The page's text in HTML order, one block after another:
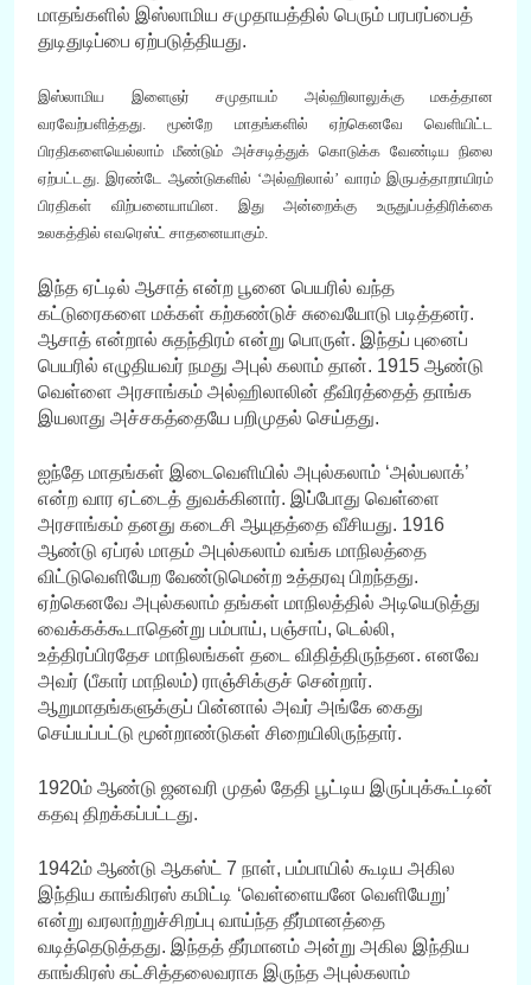
மாதங்களில் இஸ்லாமிய சமுதாயத்தில் பெரும் பரபரப்பைத்
துடிதுடிப்பை ஏற்படுத்தியது.
இஸ்லாமிய இளைஞர் சமுதாயம் அல்ஹிலாலுக்கு மகத்தான
வரவேற்பளித்தது. மூன்றே மாதங்களில் ஏற்கெனவே வெளியிட்ட
பிரதிகளையெல்லாம் மீண்டும் அச்சடித்துக் கொடுக்க வேண்டிய நிலை
ஏற்பட்டது. இரண்டே ஆண்டுகளில் ‘அல்ஹிலால்’ வாரம் இருபத்தாறாயிரம்
பிரதிகள் விற்பனையாயின. இது அன்றைக்கு உருதுப்பத்திரிக்கை
உலகத்தில் எவரெஸ்ட் சாதனையாகும்.
இந்த ஏட்டில் ஆசாத் என்ற பூனை பெயரில் வந்த
கட்டுரைகளை மக்கள் கற்கண்டுச் சுவையோடு படித்தனர்.
ஆசாத் என்றால் சுதந்திரம் என்று பொருள். இந்தப் புனைப்
பெயரில் எழுதியவர் நமது அபுல் கலாம் தான். 1915 ஆண்டு
வெள்ளை அரசாங்கம் அல்ஹிலாலின் தீவிரத்தைத் தாங்க
இயலாது அச்சகத்தையே பறிமுதல் செய்தது.
ஐந்தே மாதங்கள் இடைவெளியில் அபுல்கலாம் ‘அல்பலாக்’
என்ற வார ஏட்டைத் துவக்கினார். இப்போது வெள்ளை
அரசாங்கம் தனது கடைசி ஆயுதத்தை வீசியது. 1916
ஆண்டு ஏப்ரல் மாதம் அபுல்கலாம் வங்க மாநிலத்தை
விட்டுவெளியேற வேண்டுமென்ற உத்தரவு பிறந்தது.
ஏற்கெனவே அபுல்கலாம் தங்கள் மாநிலத்தில் அடியெடுத்து
வைக்கக்கூடாதென்று பம்பாய், பஞ்சாப், டெல்லி,
உத்திரப்பிரதேச மாநிலங்கள் தடை விதித்திருந்தன. எனவே
அவர் (பீகார் மாநிலம்) ராஞ்சிக்குச் சென்றார்.
ஆறுமாதங்களுக்குப் பின்னால் அவர் அங்கே கைது
செய்யப்பட்டு மூன்றாண்டுகள் சிறையிலிருந்தார்.
1920ம் ஆண்டு ஜனவரி முதல் தேதி பூட்டிய இருப்புக்கூட்டின்
கதவு திறக்கப்பட்டது.
1942ம் ஆண்டு ஆகஸ்ட் 7 நாள், பம்பாயில் கூடிய அகில
இந்திய காங்கிரஸ் கமிட்டி ‘வெள்ளையனே வெளியேறு’
என்று வரலாற்றுச்சிறப்பு வாய்ந்த தீர்மானத்தை
வடித்தெடுத்தது. இந்தத் தீர்மானம் அன்று அகில இந்திய
காங்கிரஸ் கட்சித்தலைவராக இருந்த அபுல்கலாம்